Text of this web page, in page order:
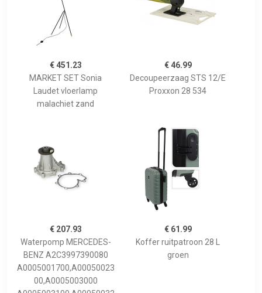
€ 451.23
MARKET SET Sonia
Laudet vloerlamp
malachiet zand
€ 46.99
Decoupeerzaag STS 12/E
Proxxon 28 534
€ 207.93
Waterpomp MERCEDES-
BENZ A2C3997390080
A0005001700,A00050023
00,A0005003000
€ 61.99
Koffer ruitpatroon 28 L
groen